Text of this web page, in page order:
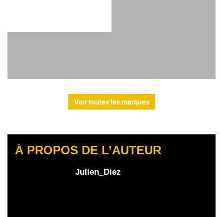
Voir toutes les marques
À PROPOS DE L’AUTEUR
Julien_Diez